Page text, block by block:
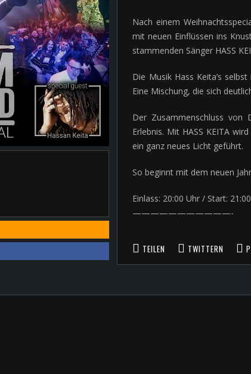
Nach einem
mit neuen Einflüssen ins
stammenden Sänger HASS
Die Musik Hass Keita’s
Eine Mischung, die sich
Der Zusammenschluss von
Erlebnis. Mit HASS KEITA
ein ganz neues Licht geführt.
So beginnt mit dem neuen
Einlass: 20:00 Uhr / Start: 21:00
———————————-
TEILEN TWITTERN